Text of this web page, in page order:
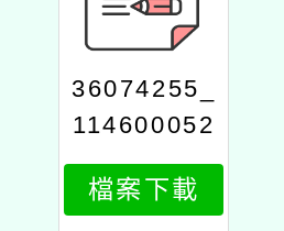
36074255_
114600052
12_1_attac
h1
檔案下載